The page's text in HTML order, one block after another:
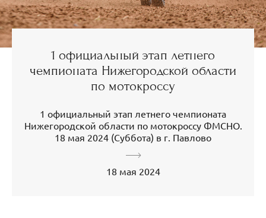
1 официальный этап летнего
чемпионата Нижегородской области
по мотокроссу
1 официальный этап летнего чемпионата
Нижегородской области по мотокроссу ФМСНО.
18 мая 2024 (Суббота) в г. Павлово
18 мая 2024